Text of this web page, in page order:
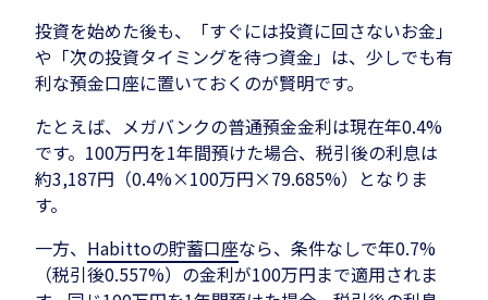
投資を始めた後も、「すぐには投資に回さないお金」
や「次の投資タイミングを待つ資金」は、少しでも有
利な預金口座に置いておくのが賢明です。
たとえば、メガバンクの普通預金金利は現在年0.4%
です。100万円を1年間預けた場合、税引後の利息は
約3,187円（0.4%×100万円×79.685%）となりま
す。
一方、 Habittoの貯蓄口座なら、条件なしで年0.7%
（税引後0.557%）の金利が100万円まで適用されま